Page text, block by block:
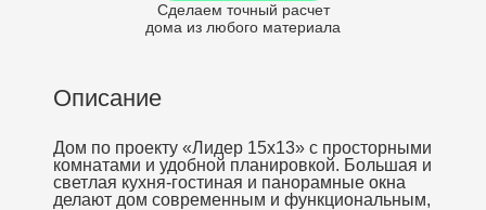
Сделаем точный расчет
дома из любого материала
Описание
Дом по проекту «Лидер 15х13» с просторными
комнатами и удобной планировкой. Большая и
светлая кухня-гостиная и панорамные окна
делают дом современным и функциональным,